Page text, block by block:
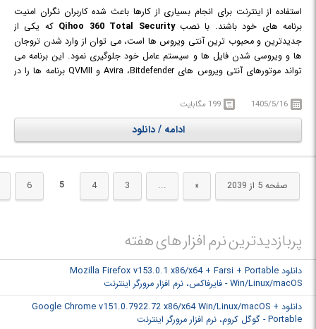
استفاده از اینترنت برای انجام بسیاری از کارها باعث شده کاربران نگران امنیت
برنامه های خود باشند. با نصبQihoo 360 Total Security که یکی از
جدیدترین و محبوب ترین آنتی ویروس ها است، می توان از وارد شدن تروجان
ها و ویروسی شدن فایل ها و سیستم عامل خود جلوگیری نمود. این برنامه می
تواند موتورهای آنتی ویروس های Avira ،Bitdefender و QVMII برنامه ها را در
Real-Time از آخرین به روز رسانی ها پشتیبانی می کند. میزان مصرف این نرم
افزار از CPU و RAM متناسب با عملکرد آن بوده و باعث کند شدن سرعت سیستم
نمی‌شود و با حذف فایل‌های غیر ضروری باعث افزایش عملکرد سیستم می‌شود،
محیط کاربری این نرم افزار بسیار ساده و کاربرپسند است.
1405/5/16 199 مگابایت
ادامه / دانلود
صفحه 5 از 2039 «
...
3
4
5
6
پربازدیدترین نرم افزار های هفته
دانلود Mozilla Firefox v153.0.1 x86/x64 + Farsi + Portable
Win/Linux/macOS - فایرفاکس، نرم افزار مرورگر اینترنت
دانلود Google Chrome v151.0.7922.72 x86/x64 Win/Linux/macOS +
Portable - گوگل کروم، نرم افزار مرورگر اینترنت